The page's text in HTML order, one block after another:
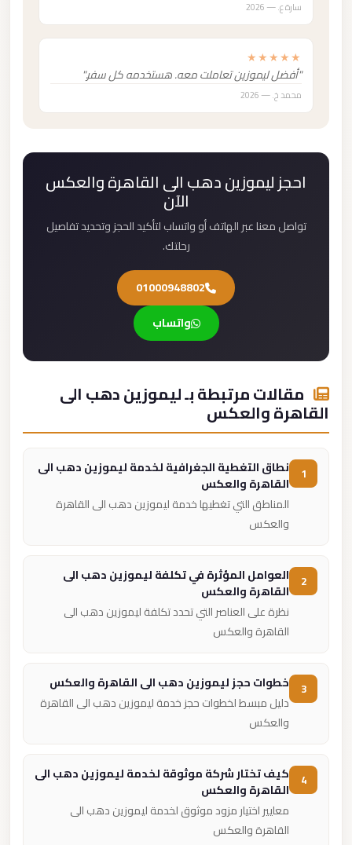
سارة ع. — 2026
★★★★★
"أفضل ليموزين تعاملت معه. هستخدمه كل سفر."
محمد خ. — 2026
احجز ليموزين دهب الى القاهرة والعكس
الآن
تواصل معنا عبر الهاتف أو واتساب لتأكيد الحجز وتحديد تفاصيل
رحلتك.
01000948802
واتساب
مقالات مرتبطة بـ ليموزين دهب الى
القاهرة والعكس
نطاق التغطية الجغرافية لخدمة ليموزين دهب الى
القاهرة والعكس
المناطق التي تغطيها خدمة ليموزين دهب الى القاهرة
والعكس
العوامل المؤثرة في تكلفة ليموزين دهب الى
القاهرة والعكس
نظرة على العناصر التي تحدد تكلفة ليموزين دهب الى
القاهرة والعكس
خطوات حجز ليموزين دهب الى القاهرة والعكس
دليل مبسط لخطوات حجز خدمة ليموزين دهب الى القاهرة
والعكس
كيف تختار شركة موثوقة لخدمة ليموزين دهب الى
القاهرة والعكس
معايير اختيار مزود موثوق لخدمة ليموزين دهب الى
القاهرة والعكس